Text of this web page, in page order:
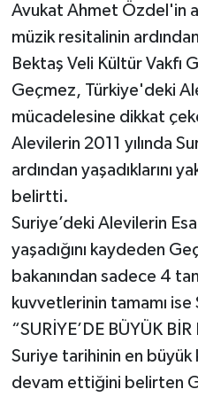
Avukat Ahmet Özdel'in
müzik resitalinin
Bektaş Veli Kültür Vakfı
Geçmez, Türkiye'deki
mücadelesine dikkat
Alevilerin 2011 yılında
ardından yaşadıklarını
belirtti.
Suriye’deki Alevilerin
yaşadığını kaydeden
bakanından sadece 4
kuvvetlerinin tamamı
“SURİYE’DE BÜYÜK
Suriye tarihinin en büyük
devam ettiğini belirten